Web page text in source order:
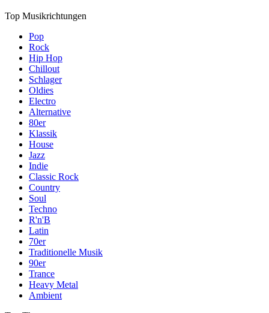
Top Musikrichtungen
Pop
Rock
Hip Hop
Chillout
Schlager
Oldies
Electro
Alternative
80er
Klassik
House
Jazz
Indie
Classic Rock
Country
Soul
Techno
R'n'B
Latin
70er
Traditionelle Musik
90er
Trance
Heavy Metal
Ambient